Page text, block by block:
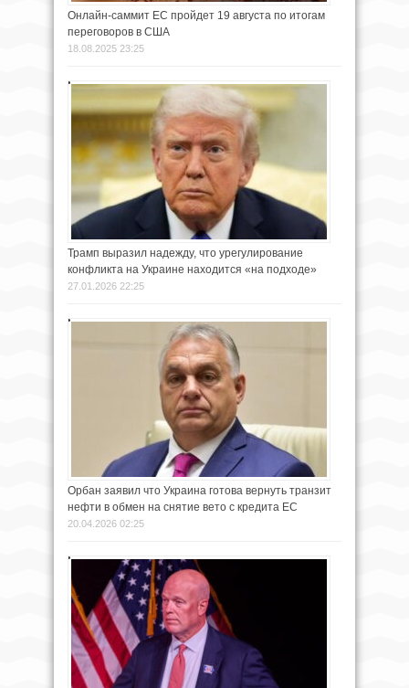
Онлайн-саммит ЕС пройдет 19 августа по итогам
переговоров в США
18.08.2025 23:25
Трамп выразил надежду, что урегулирование
конфликта на Украине находится «на подходе»
27.01.2026 22:25
Орбан заявил что Украина готова вернуть транзит
нефти в обмен на снятие вето с кредита ЕС
20.04.2026 02:25